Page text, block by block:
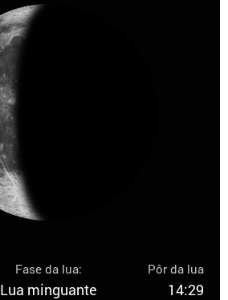
Fase da lua:
Lua minguante
Pôr da lua
14:29